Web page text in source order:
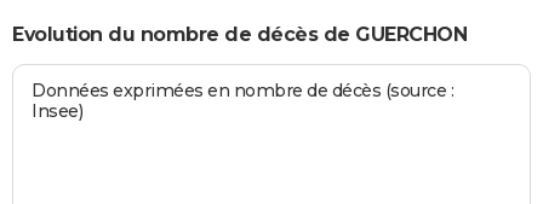
Evolution du nombre de décès de GUERCHON
Données exprimées en nombre de décès (source :
Insee)